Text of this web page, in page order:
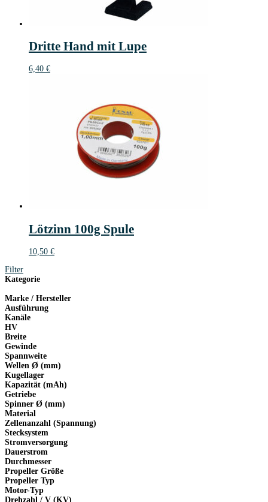
Dritte Hand mit Lupe
6,40 €
Lötzinn 100g Spule
10,50 €
Filter
Kategorie
Marke / Hersteller
Ausführung
Kanäle
HV
Breite
Gewinde
Spannweite
Wellen Ø (mm)
Kugellager
Kapazität (mAh)
Getriebe
Spinner Ø (mm)
Material
Zellenanzahl (Spannung)
Stecksystem
Stromversorgung
Dauerstrom
Durchmesser
Propeller Größe
Propeller Typ
Motor-Typ
Drehzahl / V (KV)